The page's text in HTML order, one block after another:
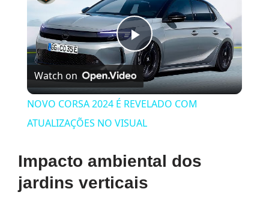
Play
Video
Watch on
NOVO CORSA 2024 É REVELADO COM
ATUALIZAÇÕES NO VISUAL
Impacto ambiental dos
jardins verticais